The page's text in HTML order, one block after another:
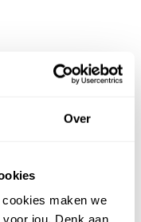
Over
maken we
jou. Denk aan